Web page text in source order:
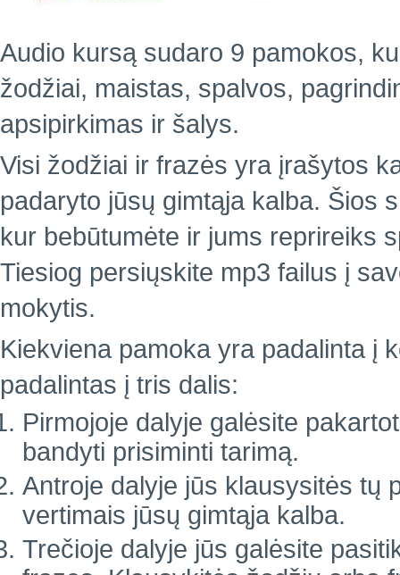
Audio kursą sudaro 9 pamokos,
žodžiai, maistas, spalvos,
apsipirkimas ir šalys.
Visi žodžiai ir frazės yra įrašytos
padaryto jūsų gimtąja kalba. Šios
kur bebūtumėte ir jums reprireiks
Tiesiog persiųskite mp3 failus į
mokytis.
Kiekviena pamoka yra padalinta į
padalintas į tris dalis:
Pirmojoje dalyje galėsite
bandyti prisiminti tarimą.
Antroje dalyje jūs klausysitės tų
vertimais jūsų gimtąja kalba.
Trečioje dalyje jūs galėsite